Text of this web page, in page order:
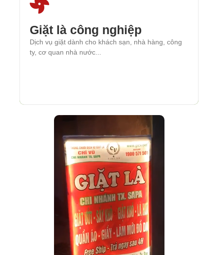
Giặt là công nghiệp
Dịch vụ giặt dành cho khách sạn, nhà hàng, công
ty, cơ quan nhà nước...
Giặt là công nghiệp
Dịch vụ giặt dành cho khách sạn, nhà hàng, công
ty, cơ quan nhà nước...